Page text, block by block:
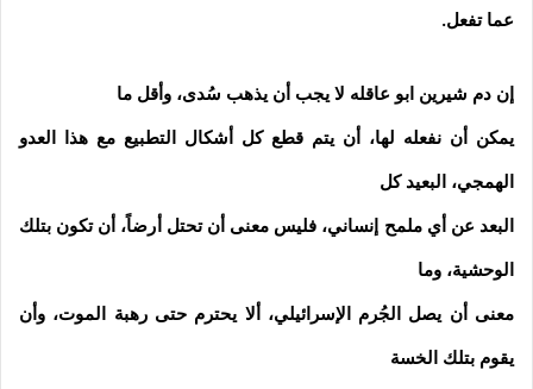
عما تفعل.
إن دم شيرين ابو عاقله لا يجب أن يذهب سُدى، وأقل ما
يمكن أن نفعله لها، أن يتم قطع كل أشكال التطبيع مع هذا العدو
الهمجي، البعيد كل
البعد عن أي ملمح إنساني، فليس معنى أن تحتل أرضاً، أن تكون بتلك
الوحشية، وما
معنى أن يصل الجُرم الإسرائيلي، ألا يحترم حتى رهبة الموت، وأن
يقوم بتلك الخسة